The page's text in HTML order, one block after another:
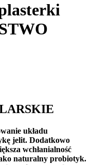
układu
jelit. Dodatkowo
wchłanialność
naturalny probiotyk.